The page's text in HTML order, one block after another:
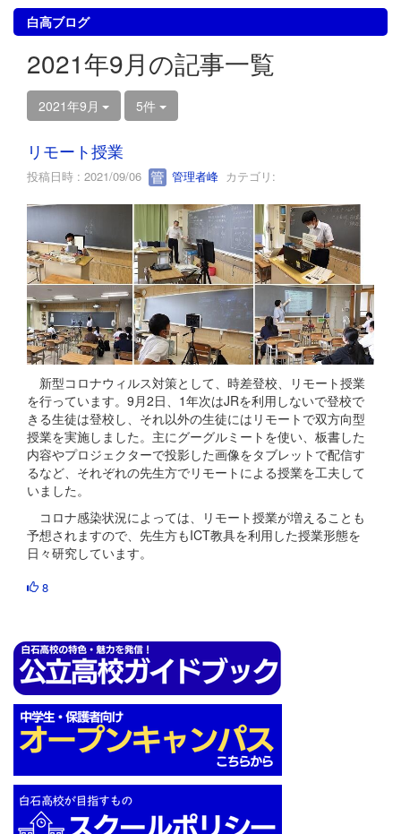
白高ブログ
2021年9月の記事一覧
2021年9月 5件
リモート授業
投稿日時 : 2021/09/06 管理者峰 カテゴリ:
新型コロナウィルス対策として、時差登校、リモート授業
を行っています。9月2日、1年次はJRを利用しないで登校で
きる生徒は登校し、それ以外の生徒にはリモートで双方向型
授業を実施しました。主にグーグルミートを使い、板書した
内容やプロジェクターで投影した画像をタブレットで配信す
るなど、それぞれの先生方でリモートによる授業を工夫して
いました。
コロナ感染状況によっては、リモート授業が増えることも
予想されますので、先生方もICT教具を利用した授業形態を
日々研究しています。
8